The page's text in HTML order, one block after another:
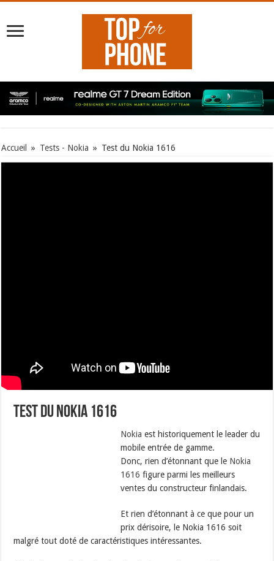
Accueil » Tests - Nokia » Test du Nokia 1616
Test du Nokia 1616
Nokia est historiquement le leader du
mobile entrée de gamme.
Donc, rien d’étonnant que le Nokia
1616 figure parmi les meilleurs
ventes du constructeur finlandais.
Et rien d’étonnant à ce que pour un
prix dérisoire, le Nokia 1616 soit
malgré tout doté de caractéristiques intéressantes.